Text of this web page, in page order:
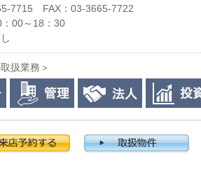
7715 FAX：03-3665-7722
：00～18：30
扱業務＞